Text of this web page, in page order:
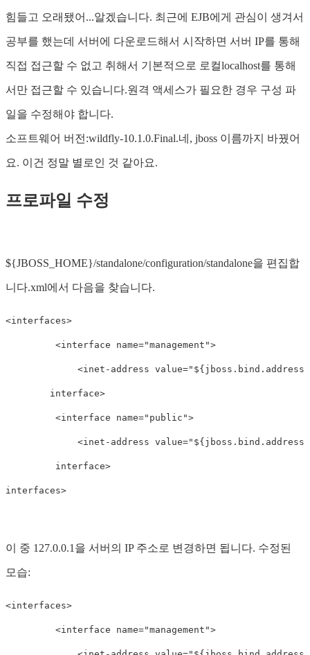
힘들고 오래됐어...알겠습니다. 최근에 EJB에게 관심이 생겨서
공부를 했는데 서버에 다운로드해서 시작하면 서버 IP를 통해
직접 접근할 수 없고 취해서 기본적으로 로컬localhost를 통해
서만 접근할 수 있습니다.원격 액세스가 필요한 경우 구성 파
일을 수정해야 합니다.
소프트웨어 버전:wildfly-10.1.0.Final.네, jboss 이름까지 바꿨어
요. 이건 정말 별로인 것 같아요.
프로파일 수정
${JBOSS_HOME}/standalone/configuration/standalone을 편집합
니다.xml에서 다음을 찾습니다.
<interfaces>
<interface name="management">
<inet-address value=
interface>
<interface name="public">
<inet-address value=
interface>
interfaces>
이 중 127.0.0.1을 서버의 IP 주소로 변경하면 됩니다. 수정된
모습:
<interfaces>
<interface name="management">